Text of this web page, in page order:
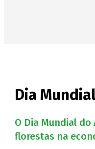
Dia
O Dia Mundial
florestas na